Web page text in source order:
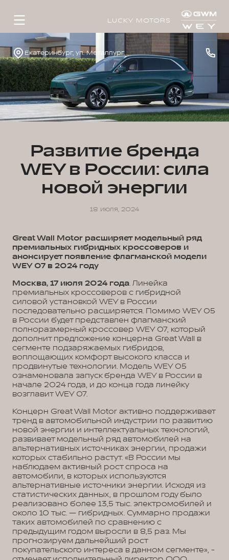
LUCKY MOTORS
Екатеринбург, ул. Металлургов, д. 65а
Развитие бренда
WEY в России: сила
новой энергии
18 июля, 2024
Great Wall Motor расширяет модельный ряд
премиальных гибридных кроссоверов и
анонсирует появление флагманской модели
WEY 07 в 2024 году
Москва, 17 июля 2024 года. Линейка
премиальных кроссоверов с гибридной
силовой установкой WEY в России
последовательно расширяется. Помимо WEY 05
в России будет представлен флагманский
полноразмерный кроссовер WEY 07, который
дополнит предложение концерна Great Wall в
сегменте подзаряжаемых гибридов,
воплощающих комфорт высокого класса и
продвинутые технологии. Модель WEY 05
ознаменовала запуск бренда WEY в России в
начале 2024 года, и до конца года линейку
возглавит WEY 07.
Концерн Great Wall Motor активно поддерживает
тренд в автомобильной индустрии по развитию
новой энергии и интеллектуальных технологий,
развивает модельный ряд автомобилей на
альтернативных источниках энергии, продажи
которых стабильно растут. «В России мы
наблюдаем активный рост спроса на
автомобили, в которых используются
альтернативные источники энергии. Исходя из
статистических данных, в прошлом году было
реализовано более 13,5 тыс. электромобилей и
около 10 тыс. — гибридных. Суммарно продажи
таких автомобилей по сравнению с
предыдущим годом выросли в 8,5 раз. Мы
прогнозируем дальнейший рост
покупательского интереса в данном сегменте», -